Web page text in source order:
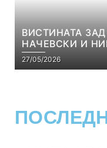
ВИСТИНАТА
НАЧЕВСКИ И
С5Е8
27/05/2026